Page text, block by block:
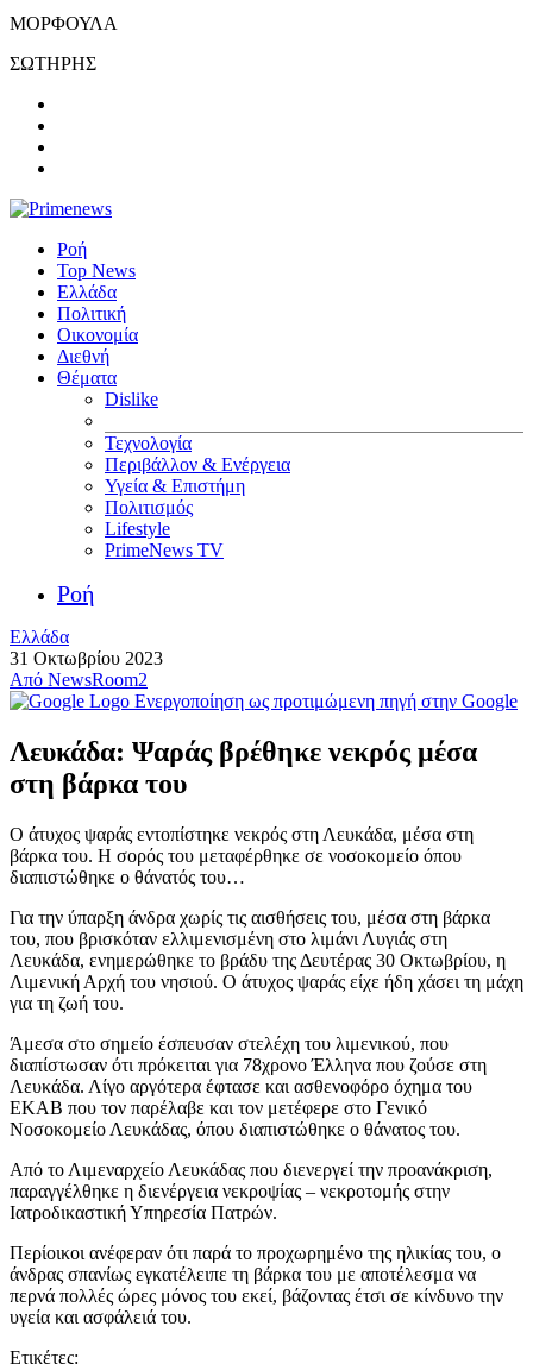
ΜΟΡΦΟΥΛΑ
ΣΩΤΗΡΗΣ
Ροή
Top News
Ελλάδα
Πολιτική
Οικονομία
Διεθνή
Θέματα
Dislike
Τεχνολογία
Περιβάλλον & Ενέργεια
Υγεία & Επιστήμη
Πολιτισμός
Lifestyle
PrimeNews TV
Ροή
Ελλάδα
31 Οκτωβρίου 2023
Από NewsRoom2
Ενεργοποίηση ως προτιμώμενη πηγή στην Google
Λευκάδα: Ψαράς βρέθηκε νεκρός μέσα
στη βάρκα του
Ο άτυχος ψαράς εντοπίστηκε νεκρός στη Λευκάδα, μέσα στη
βάρκα του. Η σορός του μεταφέρθηκε σε νοσοκομείο όπου
διαπιστώθηκε ο θάνατός του…
Για την ύπαρξη άνδρα χωρίς τις αισθήσεις του, μέσα στη βάρκα
του, που βρισκόταν ελλιμενισμένη στο λιμάνι Λυγιάς στη
Λευκάδα, ενημερώθηκε το βράδυ της Δευτέρας 30 Οκτωβρίου, η
Λιμενική Αρχή του νησιού. Ο άτυχος ψαράς είχε ήδη χάσει τη μάχη
για τη ζωή του.
Άμεσα στο σημείο έσπευσαν στελέχη του λιμενικού, που
διαπίστωσαν ότι πρόκειται για 78χρονο Έλληνα που ζούσε στη
Λευκάδα. Λίγο αργότερα έφτασε και ασθενοφόρο όχημα του
ΕΚΑΒ που τον παρέλαβε και τον μετέφερε στο Γενικό
Νοσοκομείο Λευκάδας, όπου διαπιστώθηκε ο θάνατος του.
Από το Λιμεναρχείο Λευκάδας που διενεργεί την προανάκριση,
παραγγέλθηκε η διενέργεια νεκροψίας – νεκροτομής στην
Ιατροδικαστική Υπηρεσία Πατρών.
Περίοικοι ανέφεραν ότι παρά το προχωρημένο της ηλικίας του, ο
άνδρας σπανίως εγκατέλειπε τη βάρκα του με αποτέλεσμα να
περνά πολλές ώρες μόνος του εκεί, βάζοντας έτσι σε κίνδυνο την
υγεία και ασφάλειά του.
Ετικέτες: